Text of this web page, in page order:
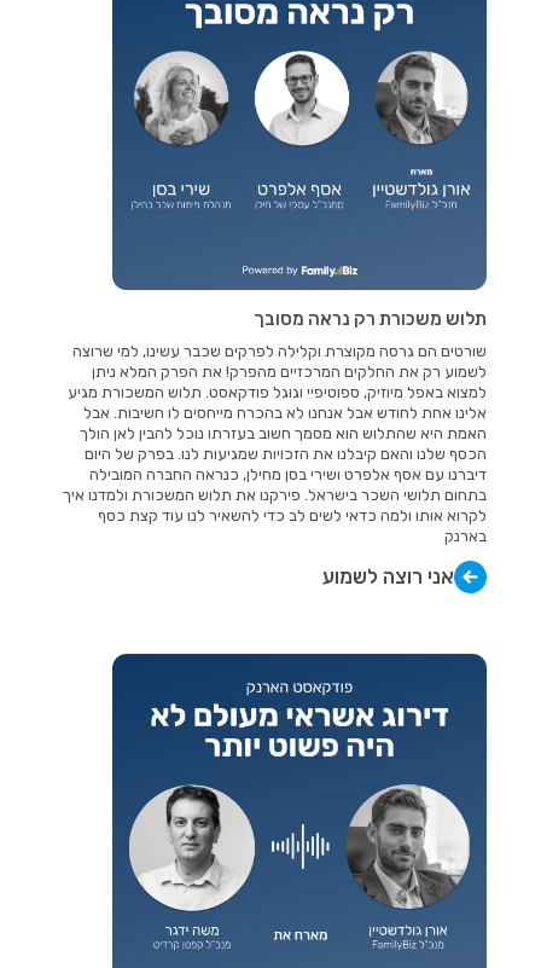
תלוש משכורת רק נראה מסובך
שורטים הם גרסה מקוצרת וקלילה לפרקים שכבר עשינו, למי שרוצה
לשמוע רק את החלקים המרכזיים מהפרק! את הפרק המלא ניתן
למצוא באפל מיוזיק, ספוטיפיי וגוגל פודקאסט. תלוש המשכורת מגיע
אלינו אחת לחודש אבל אנחנו לא בהכרח מייחסים לו חשיבות. אבל
האמת היא שהתלוש הוא מסמך חשוב בעזרתו נוכל להבין לאן הולך
הכסף שלנו והאם קיבלנו את הזכויות שמגיעות לנו. בפרק של היום
דיברנו עם אסף אלפרט ושירי בסן מחילן, כנראה החברה המובילה
בתחום תלושי השכר בישראל. פירקנו את תלוש המשכורת ולמדנו איך
לקרוא אותו ולמה כדאי לשים לב כדי להשאיר לנו עוד קצת כסף
בארנק
אני רוצה לשמוע